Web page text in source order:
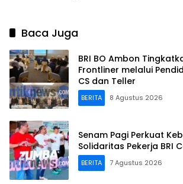
Baca Juga
BRI BO Ambon
Frontliner melalui
CS dan Teller
BERITA 8 Agustus 2026
Senam Pagi Perkuat
Solidaritas Pekerja BRI
BERITA 7 Agustus 2026